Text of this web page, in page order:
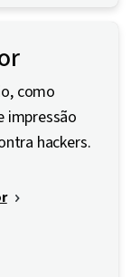
como
impressão
hackers.